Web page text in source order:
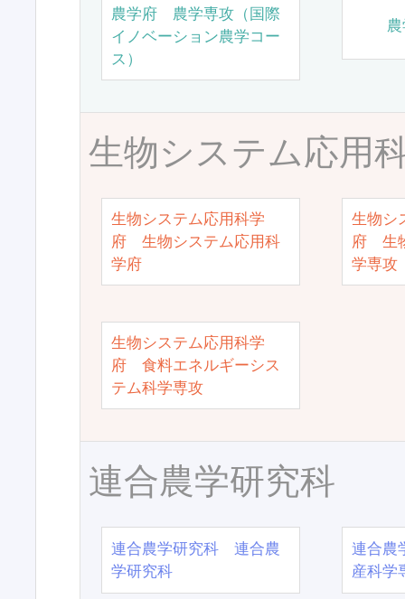
農学府 農学専攻（国際
イノベーション農学コー
ス）
生物システム応用
生物システム応用科学
府 生物システム応用科
学府
生物シ
府 生
学専攻
生物システム応用科学
府 食料エネルギーシス
テム科学専攻
連合農学研究科
連合農学研究科 連合農
学研究科
連合農
産科学